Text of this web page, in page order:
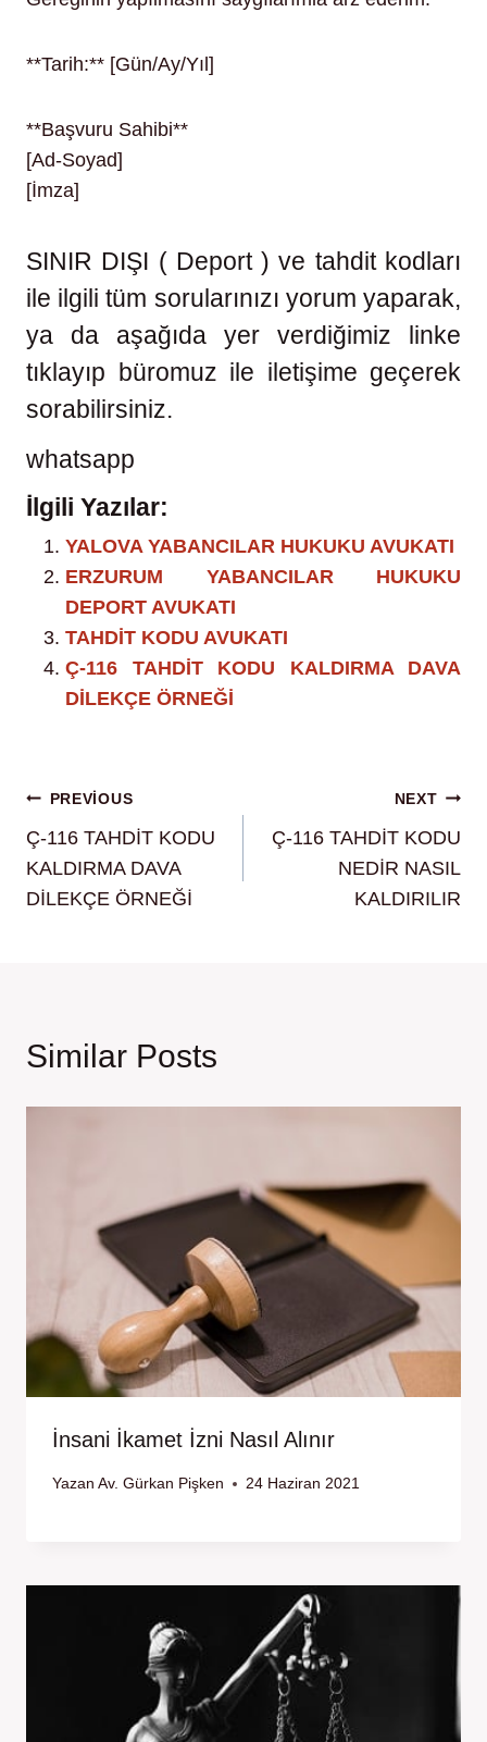
**Tarih:** [Gün/Ay/Yıl]
**Başvuru Sahibi**
[Ad-Soyad]
[İmza]
SINIR DIŞI ( Deport ) ve tahdit kodları
ile ilgili tüm sorularınızı yorum yaparak,
ya da aşağıda yer verdiğimiz linke
tıklayıp büromuz ile iletişime geçerek
sorabilirsiniz.
whatsapp
İlgili Yazılar:
YALOVA YABANCILAR HUKUKU AVUKATI
ERZURUM YABANCILAR HUKUKU
DEPORT AVUKATI
TAHDİT KODU AVUKATI
Ç-116 TAHDİT KODU KALDIRMA DAVA
DİLEKÇE ÖRNEĞİ
Yazı
gezinmesi
PREVIOUS
Ç-116 TAHDİT KODU
KALDIRMA DAVA
DİLEKÇE ÖRNEĞİ
NEXT
Ç-116 TAHDİT KODU
NEDİR NASIL
KALDIRILIR
Similar Posts
İnsani İkamet İzni Nasıl Alınır
Yazan Av. Gürkan Pişken 24 Haziran 2021